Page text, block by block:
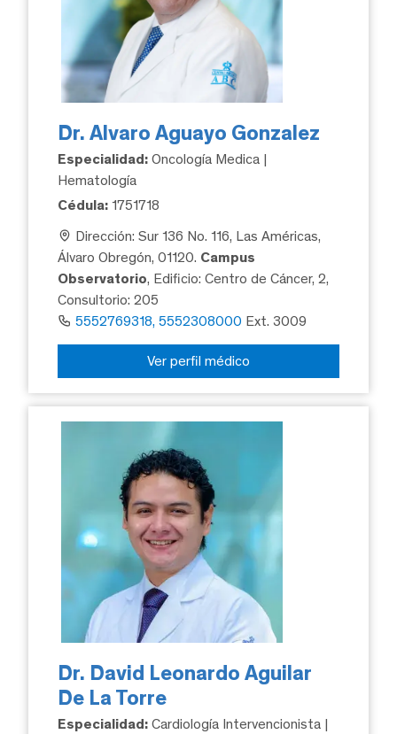
Dr. Alvaro Aguayo Gonzalez
Especialidad: Oncología Medica |
Hematología
Cédula: 1751718
Dirección: Sur 136 No. 116, Las Américas,
Álvaro Obregón, 01120. Campus
Observatorio, Edificio: Centro de Cáncer, 2,
Consultorio: 205
5552769318, 5552308000 Ext. 3009
Ver perfil médico
Dr. David Leonardo Aguilar
De La Torre
Especialidad: Cardiología Intervencionista |